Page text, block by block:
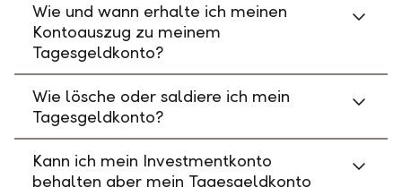
Wie und wann erhalte ich meinen
Kontoauszug zu meinem
Tagesgeldkonto?
Wie lösche oder saldiere ich mein
Tagesgeldkonto?
Kann ich mein Investmentkonto
behalten aber mein Tagesgeldkonto